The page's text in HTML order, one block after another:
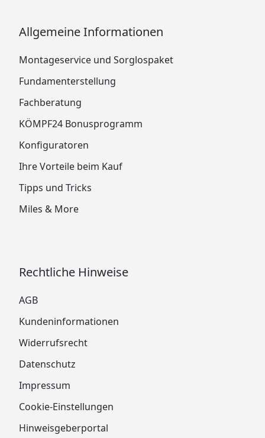
Allgemeine Informationen
Montageservice und Sorglospaket
Fundamenterstellung
Fachberatung
KÖMPF24 Bonusprogramm
Konfiguratoren
Ihre Vorteile beim Kauf
Tipps und Tricks
Miles & More
Rechtliche Hinweise
AGB
Kundeninformationen
Widerrufsrecht
Datenschutz
Impressum
Cookie-Einstellungen
Hinweisgeberportal